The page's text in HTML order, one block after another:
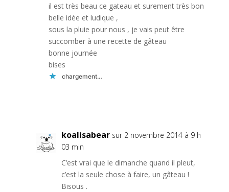
il est très beau ce gateau et surement très bon
belle idée et ludique ,
sous la pluie pour nous , je vais peut être
succomber à une recette de gâteau
bonne journée
bises
chargement…
koalisabear sur 2 novembre 2014 à 9 h
03 min
C’est vrai que le dimanche quand il pleut,
c’est la seule chose à faire, un gâteau !
Bisous .